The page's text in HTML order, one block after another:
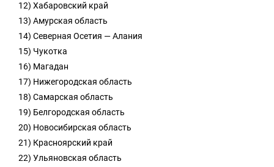
12) Хабаровский край
13) Амурская область
14) Северная Осетия — Алания
15) Чукотка
16) Магадан
17) Нижегородская область
18) Самарская область
19) Белгородская область
20) Новосибирская область
21) Красноярский край
22) Ульяновская область